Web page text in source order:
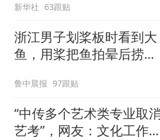
新华社 63跟贴
浙江男子划桨板时看到大
鱼，用桨把鱼拍晕后捞
两，做成红烧辣子鱼块，
味道很好
鲁中晨报 97跟贴
“中传多个艺术类专业取
艺考”，网友：文化工作者